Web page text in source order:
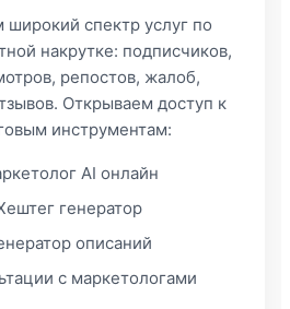
спектр услуг по
накрутке: подписчиков,
репостов, жалоб,
Открываем доступ к
инструментам:
AI онлайн
генератор
описаний
с маркетологами